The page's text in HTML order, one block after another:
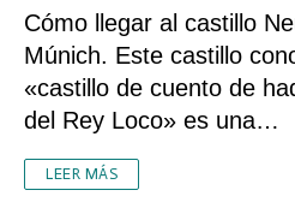
Cómo llegar al castillo
Múnich. Este castillo
«castillo de cuento de
del Rey Loco» es una…
LEER MÁS